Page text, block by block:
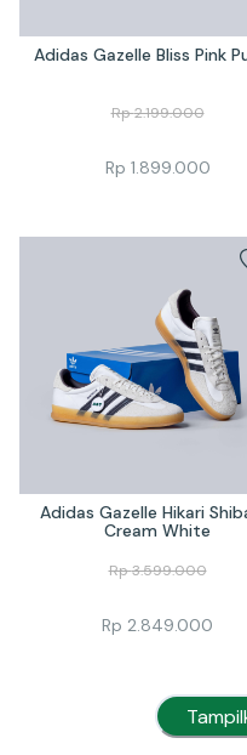
Adidas Gazelle Bliss Pink
Rp2.199.000
Rp 1.899.000
Adidas Gazelle Hikari
Cream White
Rp3.599.000
Rp 2.849.000